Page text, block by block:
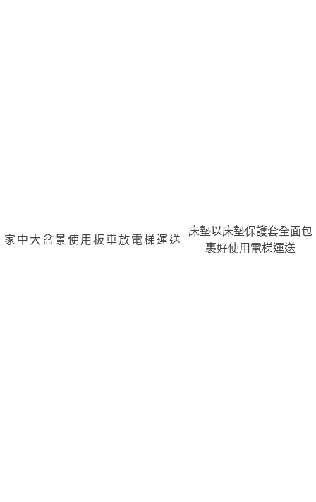
家中大盆景使用板車放電梯運送
床墊以床墊保護套全面包
裹好使用電梯運送